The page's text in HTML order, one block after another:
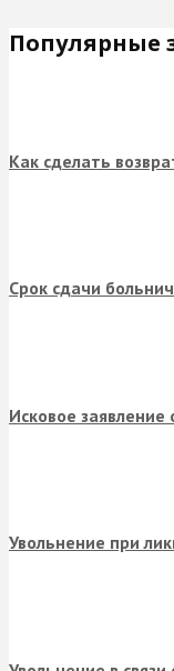
Популярные
Как сделать
Срок сдачи
Исковое
Увольнение при